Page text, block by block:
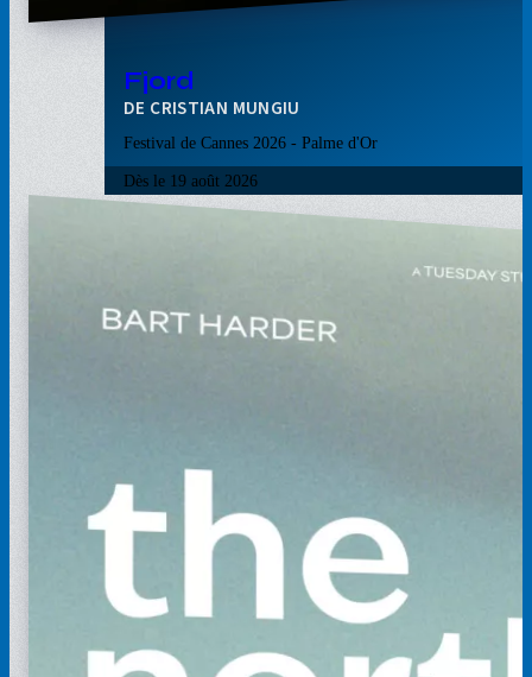
Fjord
CRISTIAN MUNGIU
Festival de Cannes 2026 - Palme d'Or
Dès le 19 août 2026